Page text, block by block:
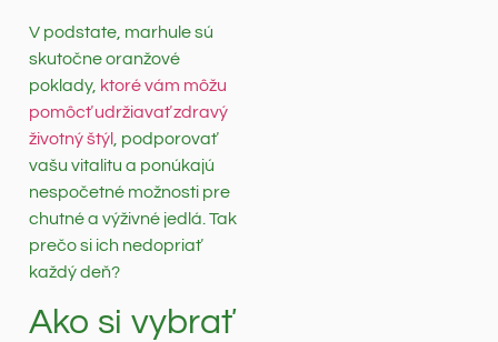
V podstate, marhule sú
skutočne oranžové
poklady, ktoré vám môžu
pomôcť udržiavať zdravý
životný štýl
, podporovať
vašu vitalitu a ponúkajú
nespočetné možnosti pre
chutné a výživné jedlá. Tak
prečo si ich nedopriať
každý deň?
Ako si vybrať